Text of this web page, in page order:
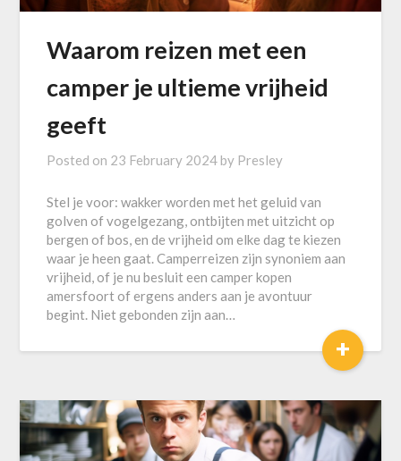
Waarom reizen met een
camper je ultieme vrijheid
geeft
Posted on 23 February 2024 by Presley
Stel je voor: wakker worden met het geluid van
golven of vogelgezang, ontbijten met uitzicht op
bergen of bos, en de vrijheid om elke dag te kiezen
waar je heen gaat. Camperreizen zijn synoniem aan
vrijheid, of je nu besluit een camper kopen
amersfoort of ergens anders aan je avontuur
begint. Niet gebonden zijn aan…
+